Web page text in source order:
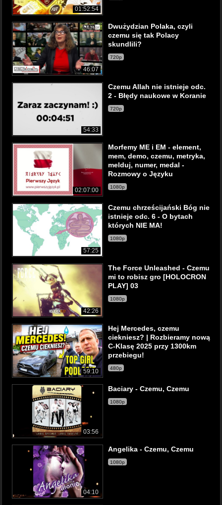
01:52:54
46:07
Dwużydzian Polaka, czyli
czemu się tak Polacy
skundlili?
720p
54:33
Czemu Allah nie istnieje odc.
2 - Błędy naukowe w Koranie
720p
02:07:00
Morfemy ME i EM - element,
mem, demo, czemu, metryka,
melduj, numer, medal -
Rozmowy o Języku
1080p
57:25
Czemu chrześcijański Bóg nie
istnieje odc. 6 - O bytach
których NIE MA!
1080p
42:26
The Force Unleashed - Czemu
mi to robisz gro [HOLOCRON
PLAY] 03
1080p
59:10
Hej Mercedes, czemu
ciekniesz? | Rozbieramy nową
C-Klasę 2025 przy 1300km
przebiegu!
480p
03:56
Baciary - Czemu, Czemu
1080p
04:10
Angelika - Czemu, Czemu
1080p